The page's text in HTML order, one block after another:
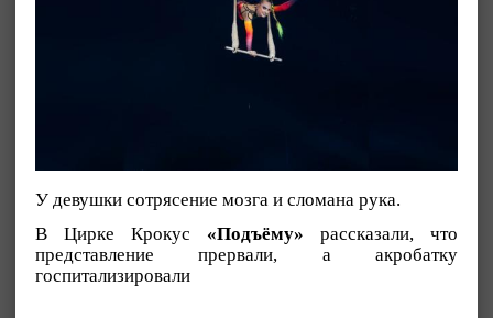
У девушки сотрясение мозга и сломана рука.
В Цирке Крокус «Подъёму» рассказали, что
представление прервали, а акробатку
госпитализировали